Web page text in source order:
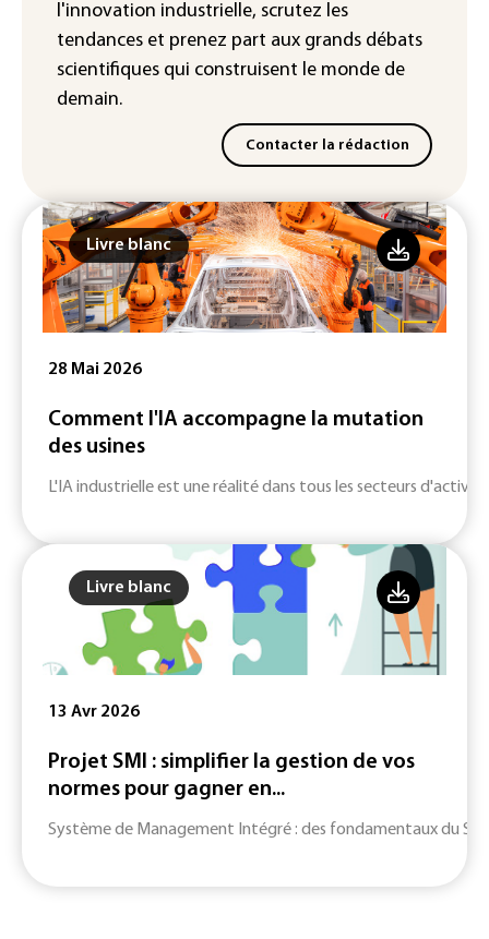
l'innovation industrielle, scrutez les
tendances et prenez part aux grands débats
scientifiques qui construisent le monde de
demain.
Contacter la rédaction
Livre blanc
28 Mai 2026
Comment l'IA accompagne la mutation
des usines
L'IA industrielle est une réalité dans tous les secteurs
Livre blanc
13 Avr 2026
Projet SMI : simplifier la gestion de vos
normes pour gagner en...
Système de Management Intégré : des fondamentaux du